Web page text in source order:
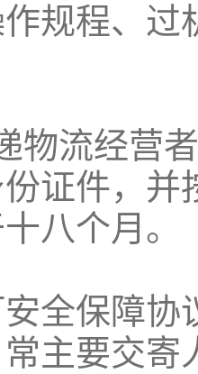
规程、过
物流经营
证件，
八个月。
全保障
主要交